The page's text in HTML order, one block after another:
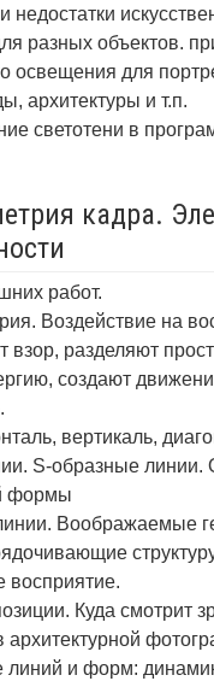
недостатки
разных объектов.
освещения для
архитектуры и т.п.
светотени в
кадра.
работ.
Воздействие на
взор, разделяют
создают
вертикаль,
S-образные линии.
формы
Воображаемые
Куда смотрит
архитектурной
линий и форм: